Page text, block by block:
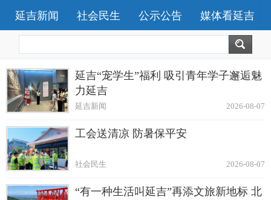
延吉新闻 社会民生 公示公告 媒体看延吉
延吉“宠学生”福利 吸引青年学子邂逅魅
力延吉
2026-08-07
延吉新闻
工会送清凉 防暑保平安
2026-08-07
社会民生
“有一种生活叫延吉”再添文旅新地标 北